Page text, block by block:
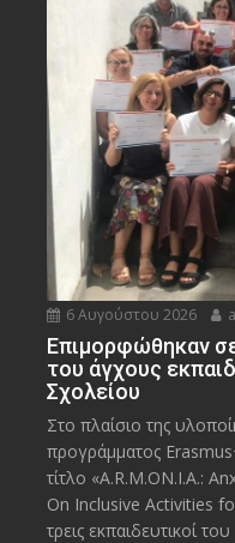
6 Αυγούστου 2026
Eπιμορφώθηκαν
του άγχους
Σχολείου
Στο πλαίσιο της
προγράμματος
τίτλο «A.R.M.ON.I.A.:
On Inclusive Activities
τρεις εκπαιδευτικοί